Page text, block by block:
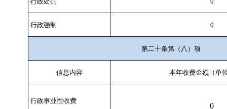
行政强制 0
第二十条第（八）项
信息内容 本年收费金额（单
行政事业性收费
0